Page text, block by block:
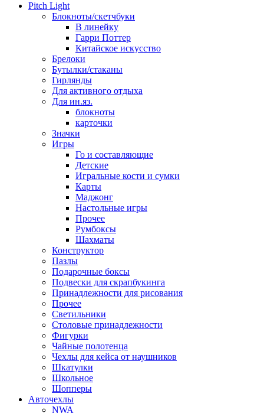
Pitch Light
Блокноты/скетчбуки
В линейку
Гарри Поттер
Китайское искусство
Брелоки
Бутылки/стаканы
Гирлянды
Для активного отдыха
Для ин.яз.
блокноты
карточки
Значки
Игры
Го и составляющие
Детские
Игральные кости и сумки
Карты
Маджонг
Настольные игры
Прочее
Румбоксы
Шахматы
Конструктор
Пазлы
Подарочные боксы
Подвески для скрапбукинга
Принадлежности для рисования
Прочее
Светильники
Столовые принадлежности
Фигурки
Чайные полотенца
Чехлы для кейса от наушников
Шкатулки
Школьное
Шопперы
Авточехлы
NWA